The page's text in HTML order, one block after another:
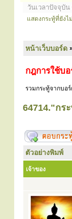
วันเวลาปัจจุบัน
แสดงกระทู้ที่ยังไ
หน้าเว็บบอร์ด
กฎการใช้บ
รวมกระทู้จากบอร์
64714."กร
ตัวอย่างพิมพ์
เจ้าของ